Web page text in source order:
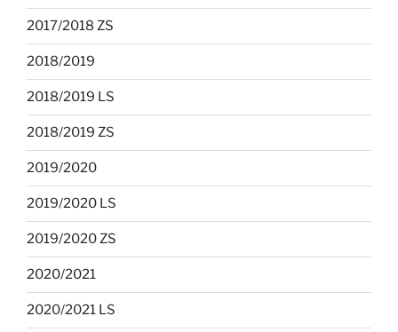
2017/2018 ZS
2018/2019
2018/2019 LS
2018/2019 ZS
2019/2020
2019/2020 LS
2019/2020 ZS
2020/2021
2020/2021 LS